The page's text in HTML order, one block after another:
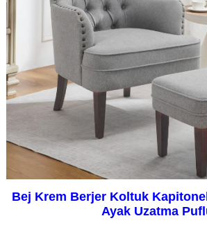
Bej Krem Berjer Koltuk
Ayak Uzatma